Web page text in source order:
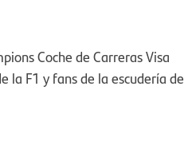
Coche de Carreras Visa
la F1 y fans de la escudería de